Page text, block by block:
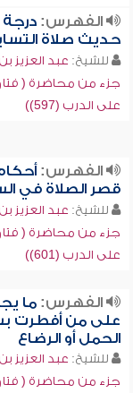
الفهرس:درجة
حديث صلاة
للشيخ: عبد العزيز بن
جزء من محاضرة (
على الدرب (597))
الفهرس:
قصر الصلاة في
للشيخ: عبد العزيز بن
جزء من محاضرة (
على الدرب (601))
الفهرس:ما
على من أفطرت
الحمل أو الرضاع
للشيخ: عبد العزيز بن
جزء من محاضرة (